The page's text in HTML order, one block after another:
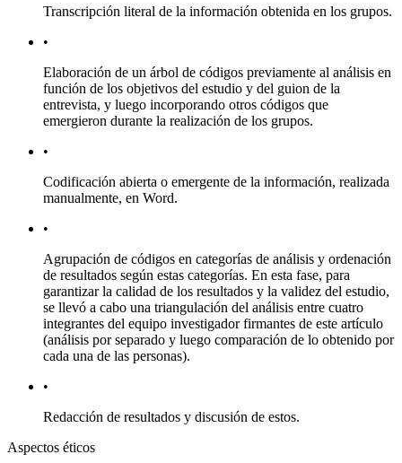
Transcripción literal de la información obtenida en los grupos.
•
Elaboración de un árbol de códigos previamente al análisis en
función de los objetivos del estudio y del guion de la
entrevista, y luego incorporando otros códigos que
emergieron durante la realización de los grupos.
•
Codificación abierta o emergente de la información, realizada
manualmente, en Word.
•
Agrupación de códigos en categorías de análisis y ordenación
de resultados según estas categorías. En esta fase, para
garantizar la calidad de los resultados y la validez del estudio,
se llevó a cabo una triangulación del análisis entre cuatro
integrantes del equipo investigador firmantes de este artículo
(análisis por separado y luego comparación de lo obtenido por
cada una de las personas).
•
Redacción de resultados y discusión de estos.
Aspectos éticos